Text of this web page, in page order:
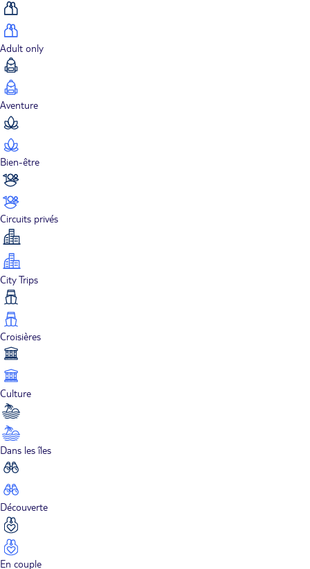
Adult only
Aventure
Bien-être
Circuits privés
City Trips
Croisières
Culture
Dans les îles
Découverte
En couple